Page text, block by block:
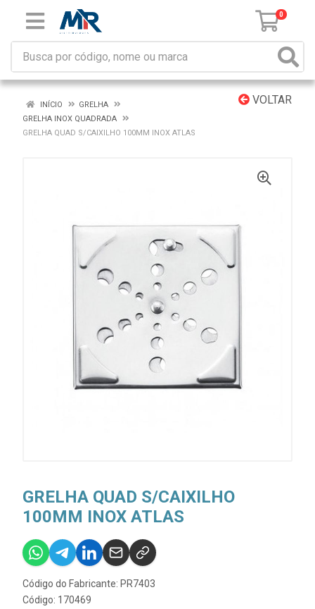
0
VOLTAR
INÍCIO
GRELHA
GRELHA INOX QUADRADA
GRELHA QUAD S/CAIXILHO 100MM INOX ATLAS
GRELHA QUAD S/CAIXILHO
100MM INOX ATLAS
Código do Fabricante: PR7403
Código: 170469